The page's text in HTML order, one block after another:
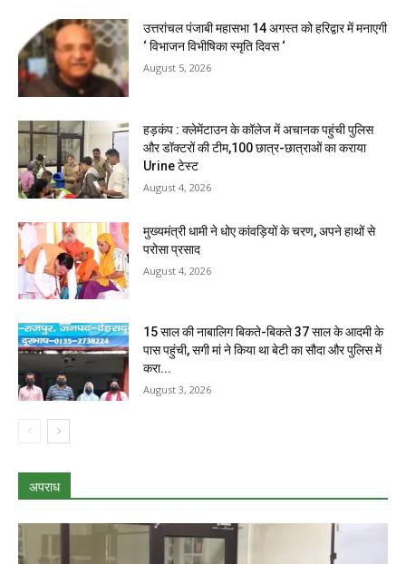
उत्तरांचल पंजाबी महासभा 14 अगस्त को हरिद्वार में मनाएगी
‘ विभाजन विभीषिका स्मृति दिवस ‘
August 5, 2026
हड़कंप : क्लेमेंटाउन के कॉलेज में अचानक पहुंची पुलिस
और डॉक्टरों की टीम,100 छात्र-छात्राओं का कराया
Urine टेस्ट
August 4, 2026
मुख्यमंत्री धामी ने धोए कांवड़ियों के चरण, अपने हाथों से
परोसा प्रसाद
August 4, 2026
15 साल की नाबालिग बिकते-बिकते 37 साल के आदमी के
पास पहुंची, सगी मां ने किया था बेटी का सौदा और पुलिस में
करा...
August 3, 2026
अपराध